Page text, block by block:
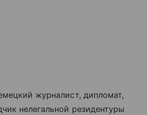
журналист, дипломат,
нелегальной резидентуры